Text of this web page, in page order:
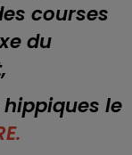
courses
du
le